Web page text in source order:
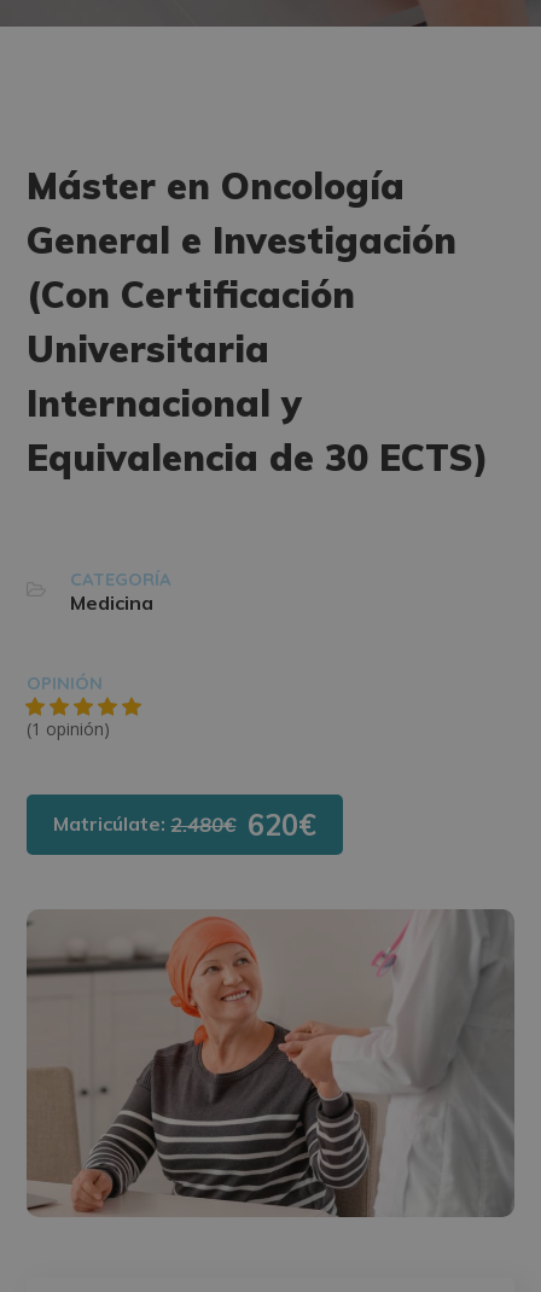
Máster en Oncología
General e Investigación
(Con Certificación
Universitaria
Internacional y
Equivalencia de 30 ECTS)
CATEGORÍA
Medicina
OPINIÓN
(1 opinión)
Matricúlate:2.480€ 620€